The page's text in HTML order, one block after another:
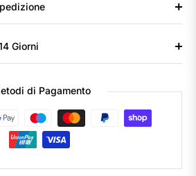
Giorni
di Pagamento